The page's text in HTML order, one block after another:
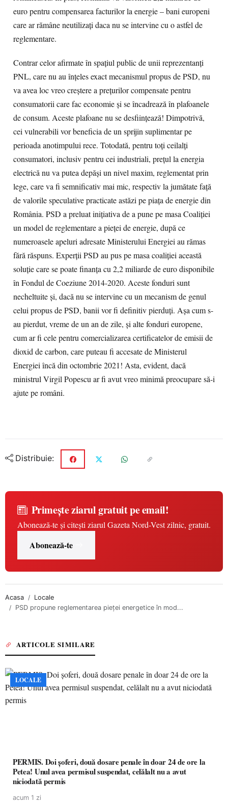
euro pentru compensarea facturilor la energie – bani europeni
care ar rămâne neutilizați daca nu se intervine cu o astfel de
reglementare.
Contrar celor afirmate în spațiul public de unii reprezentanți
PNL, care nu au înțeles exact mecanismul propus de PSD, nu
va avea loc vreo creștere a prețurilor compensate pentru
consumatorii care fac economie și se încadrează în plafoanele
de consum. Aceste plafoane nu se desființează! Dimpotrivă,
cei vulnerabili vor beneficia de un sprijin suplimentar pe
perioada anotimpului rece. Totodată, pentru toți ceilalți
consumatori, inclusiv pentru cei industriali, prețul la energia
electrică nu va putea depăși un nivel maxim, reglementat prin
lege, care va fi semnificativ mai mic, respectiv la jumătate față
de valorile speculative practicate astăzi pe piața de energie din
România. PSD a preluat inițiativa de a pune pe masa Coaliției
un model de reglementare a pieței de energie, după ce
numeroasele apeluri adresate Ministerului Energiei au rămas
fără răspuns. Experții PSD au pus pe masa coaliției această
soluție care se poate finanța cu 2,2 miliarde de euro disponibile
în Fondul de Coeziune 2014-2020. Aceste fonduri sunt
necheltuite și, dacă nu se intervine cu un mecanism de genul
celui propus de PSD, banii vor fi definitiv pierduți. Așa cum s-
au pierdut, vreme de un an de zile, și alte fonduri europene,
cum ar fi cele pentru comercializarea certificatelor de emisii de
dioxid de carbon, care puteau fi accesate de Ministerul
Energiei încă din octombrie 2021! Asta, evident, dacă
ministrul Virgil Popescu ar fi avut vreo minimă preocupare să-i
ajute pe români.
Distribuie:
Primește ziarul gratuit pe email!
Abonează-te și citești ziarul Gazeta Nord-Vest zilnic, gratuit.
Abonează-te
Acasa
Locale
PSD propune reglementarea pieței energetice în mod...
ARTICOLE SIMILARE
LOCALE
PERMIS. Doi șoferi, două dosare penale în doar 24 de ore la
Petea! Unul avea permisul suspendat, celălalt nu a avut
niciodată permis
acum 1 zi